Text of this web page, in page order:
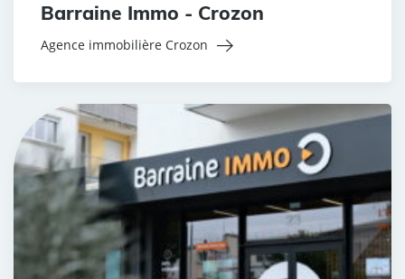
Barraine Immo - Crozon
Agence immobilière Crozon